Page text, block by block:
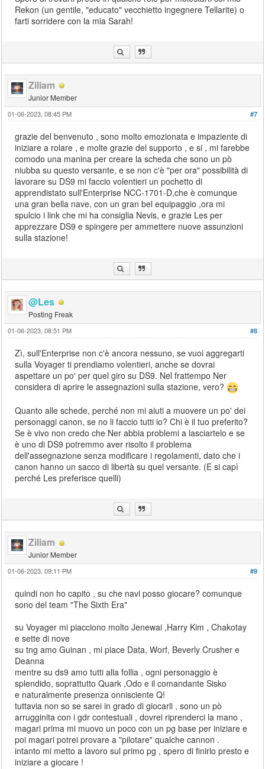
Rekon (un gentile, "educato" vecchietto ingegnere Tellarite) o
farti sorridere con la mia Sarah!
Ziliam
Junior Member
#7
01-06-2023, 08:45 PM
grazie del benvenuto , sono molto emozionata e impaziente di
iniziare a rolare , e molte grazie del supporto , e si , mi farebbe
comodo una manina per creare la scheda che sono un pò
niubba su questo versante, e se non c'è "per ora" possibilità di
lavorare su DS9 mi faccio volentieri un pochetto di
apprendistato sull'Enterprise NCC-1701-D,che è comunque
una gran bella nave, con un gran bel equipaggio ,ora mi
spulcio i link che mi ha consiglia Nevis, e grazie Les per
apprezzare DS9 e spingere per ammettere nuove assunzioni
sulla stazione!
@Les
Posting Freak
#8
01-06-2023, 08:51 PM
Zì, sull'Enterprise non c'è ancora nessuno, se vuoi aggregarti
sulla Voyager ti prendiamo volentieri, anche se dovrai
aspettare un po' per quel giro su DS9. Nel frattempo Ner
considera di aprire le assegnazioni sulla stazione, vero?
Quanto alle schede, perché non mi aiuti a muovere un po' dei
personaggi canon, se no li faccio tutti io? Chi è il tuo preferito?
Se è vivo non credo che Ner abbia problemi a lasciartelo e se
è uno di DS9 potremmo aver risolto il problema
dell'assegnazione senza modificare i regolamenti, dato che i
canon hanno un sacco di libertà su quel versante. (E si capì
perché Les preferisce quelli)
Ziliam
Junior Member
#9
01-06-2023, 09:11 PM
quindi non ho capito , su che navi posso giocare? comunque
sono del team "The Sixth Era"
su Voyager mi piacciono molto Jenewai ,Harry Kim , Chakotay
e sette di nove
su tng amo Guinan , mi piace Data, Worf, Beverly Crusher e
Deanna
mentre su ds9 amo tutti alla follia , ogni personaggio è
splendido, soprattutto Quark ,Odo e il comandante Sisko
e naturalmente presenza onnisciente Q!
tuttavia non so se sarei in grado di giocarli , sono un pò
arrugginita con i gdr contestuali , dovrei riprenderci la mano ,
magari prima mi muovo un poco con un pg base per iniziare e
poi magari potrei provare a "pilotare" qualche cannon .
intanto mi metto a lavoro sul primo pg , spero di finirlo presto e
iniziare a giocare !